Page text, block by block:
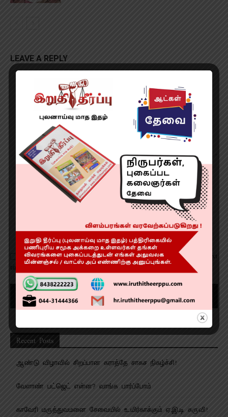
LEAVE A REPLY
Save my name, email, and website in this browser for the next
time I comment.
Recent Posts
ஆண்டு விழாவில் சிறப்பான கராத்தே சாகச நிகழ்ச்சி!
வேளாண் பட்ஜெட் என்ன? வாங்க பார்ப்போம்
காவேரி மருத்துவமனை சேவையில் உயிர்காக்கும் ஏ.இ.டி கருவி!